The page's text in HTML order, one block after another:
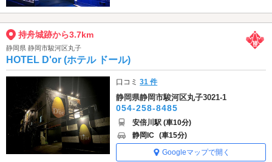
持舟城跡から3.7km
静岡県 静岡市駿河区丸子
HOTEL D'or (ホテル ドール)
口コミ31 件
静岡県静岡市駿河区丸子3021-1
054-258-8485
安倍川駅 (車10分)
静岡IC (車15分)
Googleマップで開く